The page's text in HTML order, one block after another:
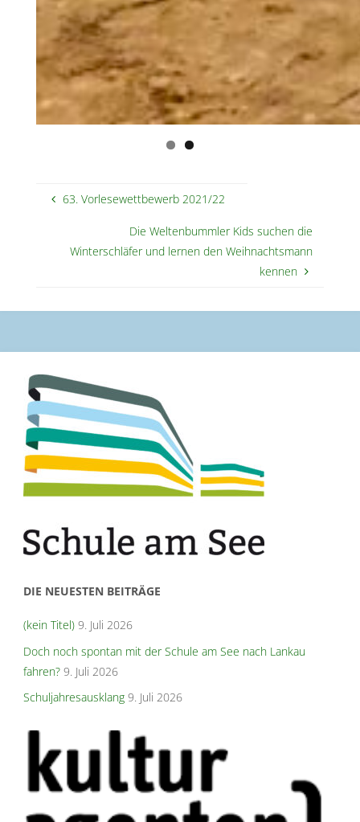
63. Vorlesewettbewerb 2021/22
Die Weltenbummler Kids suchen die
Winterschläfer und lernen den Weihnachtsmann
kennen
DIE NEUESTEN BEITRÄGE
(kein Titel) 9. Juli 2026
Doch noch spontan mit der Schule am See nach Lankau
fahren? 9. Juli 2026
Schuljahresausklang 9. Juli 2026